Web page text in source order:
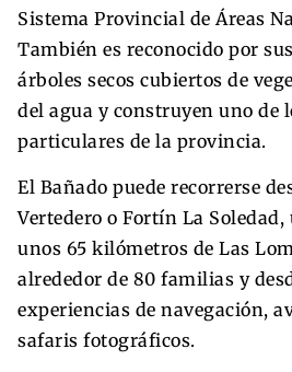
Sistema Provincial de Áreas
También es reconocido por
árboles secos cubiertos de
del agua y construyen uno de
particulares de la provincia.
El Bañado puede recorrerse
Vertedero o Fortín La
unos 65 kilómetros de Las
alrededor de 80 familias y
experiencias de navegación,
safaris fotográficos.